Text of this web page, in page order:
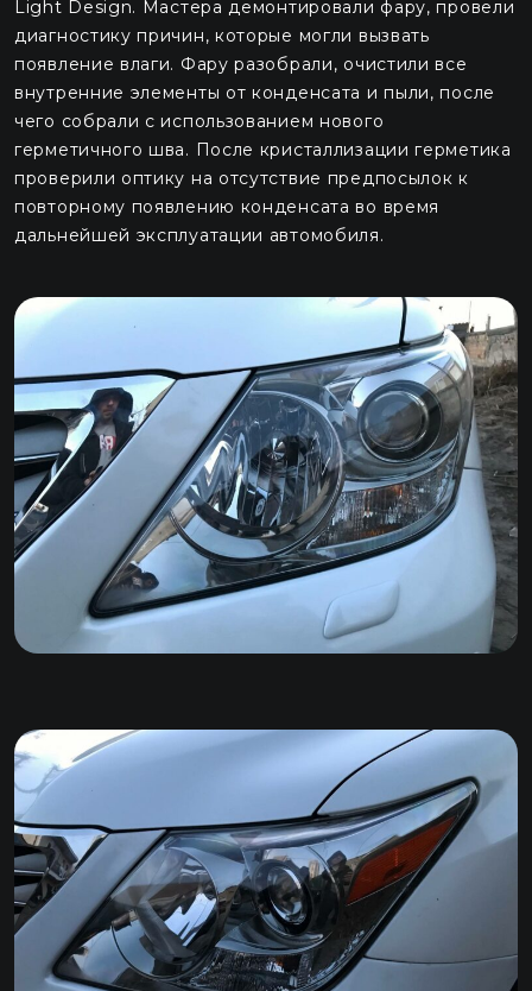
Light Design. Мастера демонтировали фару, провели
диагностику причин, которые могли вызвать
появление влаги. Фару разобрали, очистили все
внутренние элементы от конденсата и пыли, после
чего собрали с использованием нового
герметичного шва. После кристаллизации герметика
проверили оптику на отсутствие предпосылок к
повторному появлению конденсата во время
дальнейшей эксплуатации автомобиля.